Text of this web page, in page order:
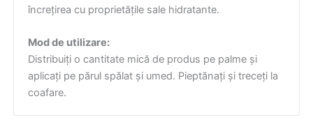
încrețirea cu proprietățile sale hidratante.
Mod de utilizare:
Distribuiți o cantitate mică de produs pe palme și
aplicați pe părul spălat și umed. Pieptănați și treceți la
coafare.